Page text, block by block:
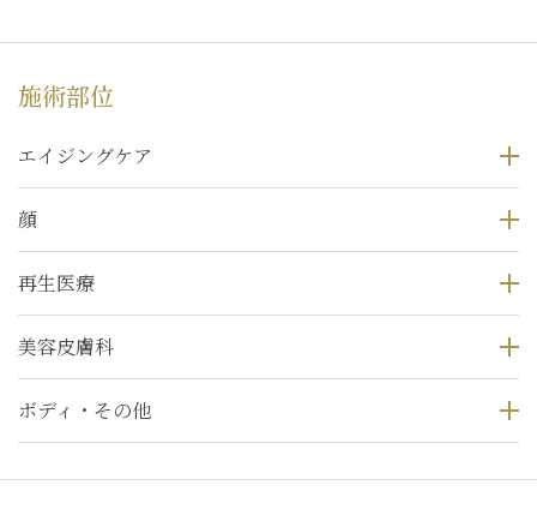
施術部位
エイジングケア
顔
再生医療
美容皮膚科
ボディ・その他